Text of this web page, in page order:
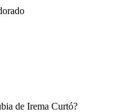
de Irema Curtó?